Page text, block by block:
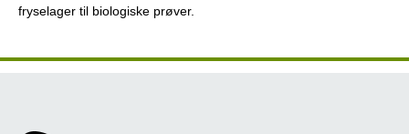
fryselager til biologiske prøver.